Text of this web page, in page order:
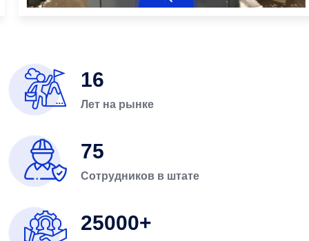
16
Лет на рынке
75
Сотрудников в штате
25000